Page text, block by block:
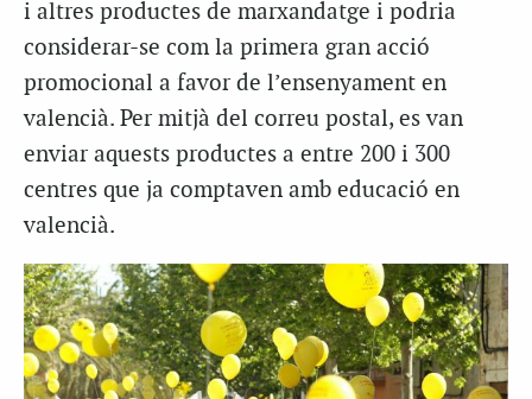
i altres productes de marxandatge i podria
considerar-se com la primera gran acció
promocional a favor de l’ensenyament en
valencià. Per mitjà del correu postal, es van
enviar aquests productes a entre 200 i 300
centres que ja comptaven amb educació en
valencià.